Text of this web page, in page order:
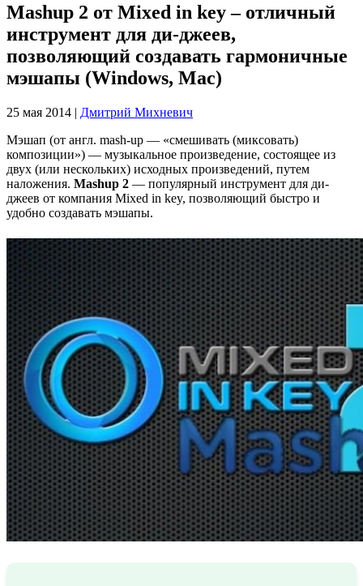
Mashup 2 от Mixed in key – отличный
инструмент для ди-джеев,
позволяющий создавать гармоничные
мэшапы (Windows, Mac)
25 мая 2014 | Дмитрий Михневич
Мэшап (от англ. mash-up — «смешивать (миксовать)
композиции») — музыкальное произведение, состоящее из
двух (или нескольких) исходных произведений, путем
наложения. Mashup 2 — популярный инструмент для ди-
джеев от компания Mixed in key, позволяющий быстро и
удобно создавать мэшапы.